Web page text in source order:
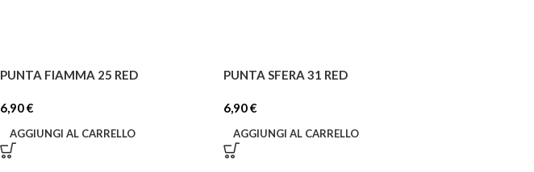
PUNTA FIAMMA 25 RED
6,90€
AGGIUNGI AL CARRELLO
PUNTA SFERA 31 RED
6,90€
AGGIUNGI AL CARRELLO